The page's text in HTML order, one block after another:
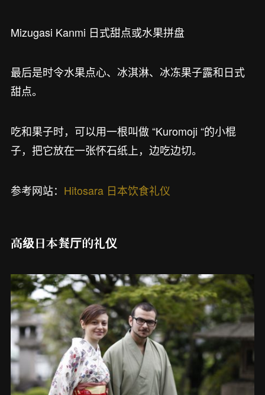
Mizugasi Kanmi 日式甜点或水果拼盘
最后是时令水果点心、冰淇淋、冰冻果子露和日式
甜点。
吃和果子时，可以用一根叫做 “Kuromoji “的小棍
子，把它放在一张怀石纸上，边吃边切。
参考网站： Hitosara 日本饮食礼仪
高级日本餐厅的礼仪